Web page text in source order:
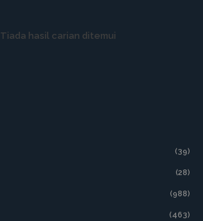
Tiada hasil carian ditemui
(39)
(28)
(988)
(463)